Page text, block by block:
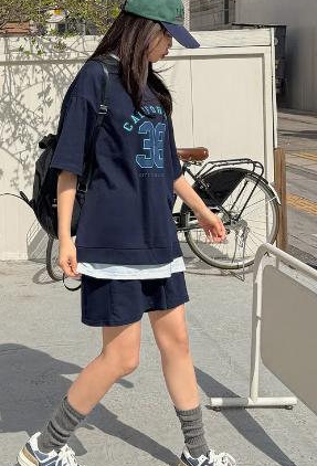
COMMUNITY
ALL
익스클루시브
아우터
니트
블라우스
원피스
팬츠